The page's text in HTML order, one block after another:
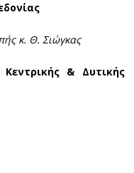
κ. Θ. Σιώγκας
& Δυτικής